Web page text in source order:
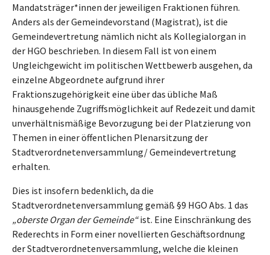
Mandatsträger*innen der jeweiligen Fraktionen führen.
Anders als der Gemeindevorstand (Magistrat), ist die
Gemeindevertretung nämlich nicht als Kollegialorgan in
der HGO beschrieben. In diesem Fall ist von einem
Ungleichgewicht im politischen Wettbewerb ausgehen, da
einzelne Abgeordnete aufgrund ihrer
Fraktionszugehörigkeit eine über das übliche Maß
hinausgehende Zugriffsmöglichkeit auf Redezeit und damit
unverhältnismäßige Bevorzugung bei der Platzierung von
Themen in einer öffentlichen Plenarsitzung der
Stadtverordnetenversammlung/ Gemeindevertretung
erhalten.
Dies ist insofern bedenklich, da die
Stadtverordnetenversammlung gemäß §9 HGO Abs. 1 das
„oberste Organ der Gemeinde“ist. Eine Einschränkung des
Rederechts in Form einer novellierten Geschäftsordnung
der Stadtverordnetenversammlung, welche die kleinen